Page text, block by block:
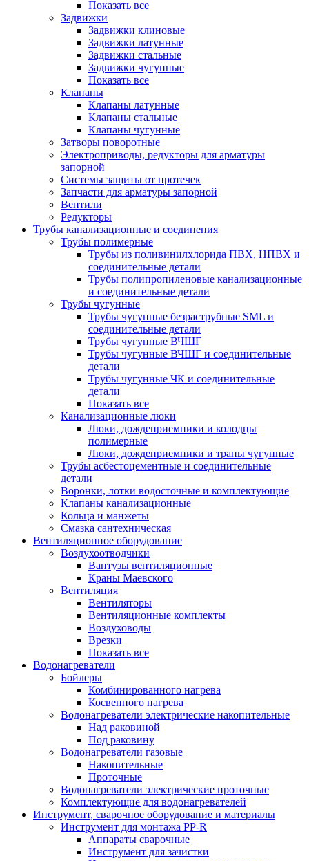
Показать все
Задвижки
Задвижки клиновые
Задвижки латунные
Задвижки стальные
Задвижки чугунные
Показать все
Клапаны
Клапаны латунные
Клапаны стальные
Клапаны чугунные
Затворы поворотные
Электроприводы, редукторы для арматуры
запорной
Системы защиты от протечек
Запчасти для арматуры запорной
Вентили
Редукторы
Трубы канализационные и соединения
Трубы полимерные
Трубы из поливинилхлорида ПВХ, НПВХ и
соединительные детали
Трубы полипропиленовые канализационные
и соединительные детали
Трубы чугунные
Трубы чугунные безраструбные SML и
соединительные детали
Трубы чугунные ВЧШГ
Трубы чугунные ВЧШГ и соединительные
детали
Трубы чугунные ЧК и соединительные
детали
Показать все
Канализационные люки
Люки, дождеприемники и колодцы
полимерные
Люки, дождеприемники и трапы чугунные
Трубы асбестоцементные и соединительные
детали
Воронки, лотки водосточные и комплектующие
Клапаны канализационные
Кольца и манжеты
Смазка сантехническая
Вентиляционное оборудование
Воздухоотводчики
Вантузы вентиляционные
Краны Маевского
Вентиляция
Вентиляторы
Вентиляционные комплекты
Воздуховоды
Врезки
Показать все
Водонагреватели
Бойлеры
Комбинированного нагрева
Косвенного нагрева
Водонагреватели электрические накопительные
Над раковиной
Под раковину
Водонагреватели газовые
Накопительные
Проточные
Водонагреватели электрические проточные
Комплектующие для водонагревателей
Инструмент, сварочное оборудование и материалы
Инструмент для монтажа PP-R
Аппараты сварочные
Инструмент для зачистки